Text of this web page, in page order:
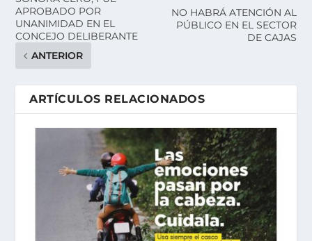
APROBADO POR
UNANIMIDAD EN EL
CONCEJO DELIBERANTE
ANTERIOR
NO HABRÁ ATENCIÓN AL
PÚBLICO EN EL SECTOR
DE CAJAS
ARTÍCULOS RELACIONADOS